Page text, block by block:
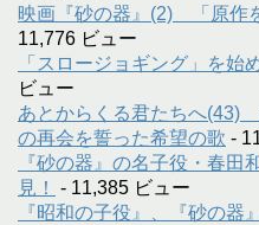
映画『砂の器』(2) 「原作
11,776 ビュー
「スロージョギング」を始
ビュー
あとからくる君たちへ(43)
の再会を誓った希望の歌 -
『砂の器』の名子役・春田
見！
- 11,385 ビュー
『昭和の子役』、『砂の器